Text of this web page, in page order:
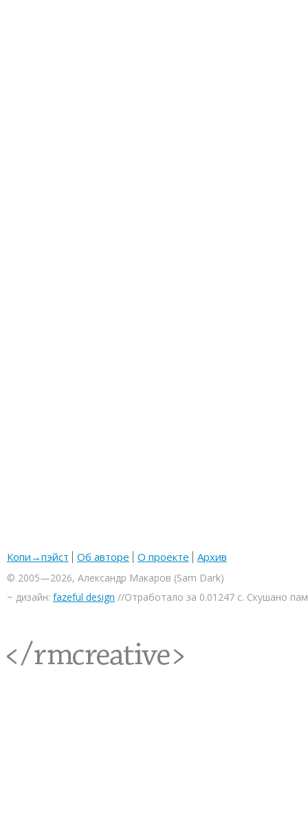
Копи→пэйст Об авторе О проекте Архив
© 2005—2026, Александр Макаров (Sam Dark)
~ дизайн: fazeful design //Отработало за 0.01247 с. Скушано
<rmcreative/>